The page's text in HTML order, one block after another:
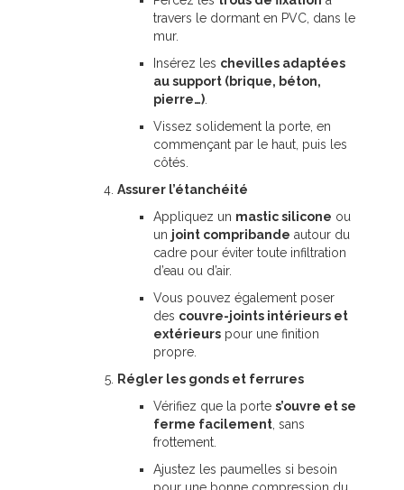
travers le dormant en PVC, dans le
mur.
Insérez les chevilles adaptées
au support (brique, béton,
pierre…)
Vissez solidement la porte, en
commençant par le haut, puis les
côtés.
Assurer l’étanchéité
Appliquez un mastic silicone ou
un joint compribande autour du
cadre pour éviter toute infiltration
d’eau ou d’air.
Vous pouvez également poser
des couvre-joints intérieurs et
extérieurs pour une finition
propre.
Régler les gonds et ferrures
Vérifiez que la porte s’ouvre et se
ferme facilement , sans
frottement.
Ajustez les paumelles si besoin
pour une bonne compression du